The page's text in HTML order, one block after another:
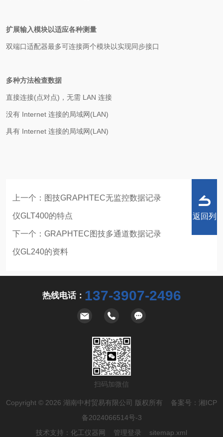
扩展输入模块以适应各种测量
双端口适配器最多可连接两个模块以实现同步接口
多种方法检查数据
直接连接(点对点)，无需 LAN 连接
没有 Internet 连接的局域网(LAN)
具有 Internet 连接的局域网(LAN)
上一个： 图技GRAPHTEC无监控数据记录
仪GLT400的特点
下一个： GRAPHTEC图技多通道数据记录
仪GL240的资料
返回列
热线电话： 137-3907-2496
扫码加微信
Copyright © 2026 湖南中村贸易有限公司 版权所有 备案号： 湘ICP
备2024066514号-3
技术支持： 化工仪器网 管理登录 sitemap.xml